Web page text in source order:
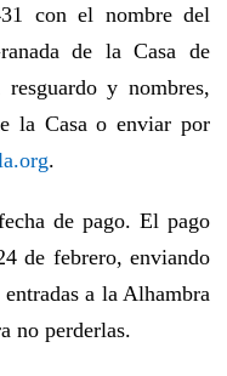
con el nombre del
de la Casa de
y nombres,
la Casa o enviar por
.
de pago. El pago
de febrero, enviando
a la Alhambra
no perderlas.